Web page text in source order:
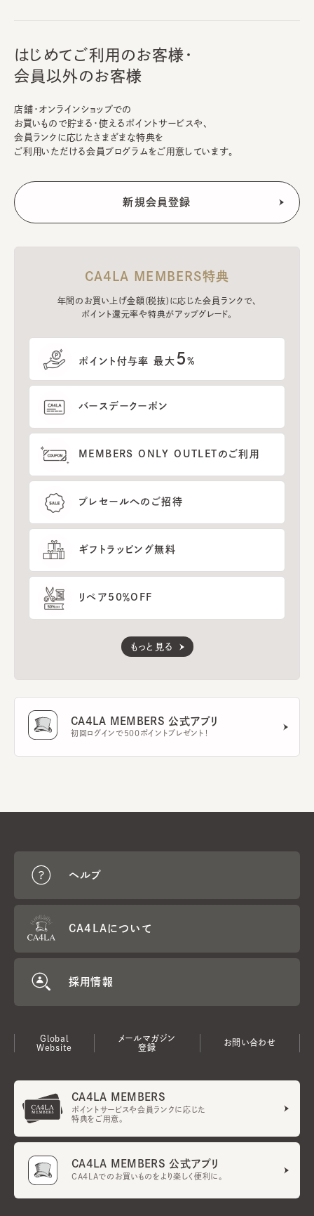
はじめてご利用のお客様・
会員以外のお客様
店舗・オンラインショップでの
お買いもので貯まる・使えるポイントサービスや、
会員ランクに応じたさまざまな特典を
ご利用いただける会員プログラムをご用意しています。
CA4LA MEMBERS特典
年間のお買い上げ金額(税抜)に応じた会員ランクで、
ポイント還元率や特典がアップグレード。
ポイント付与率 最大 5%
バースデークーポン
MEMBERS ONLY OUTLETのご利用
プレセールへのご招待
ギフトラッピング無料
リペア50％OFF
もっと見る
CA4LA MEMBERS 公式アプリ
初回ログインで500ポイントプレゼント！
ヘルプ
CA4LAについて
採用情報
Global
Website
メールマガジン
登録
お問い合わせ
CA4LA MEMBERS
ポイントサービスや会員ランクに応じた
特典をご用意。
CA4LA MEMBERS 公式アプリ
CA4LAでのお買いものをより楽しく便利に。